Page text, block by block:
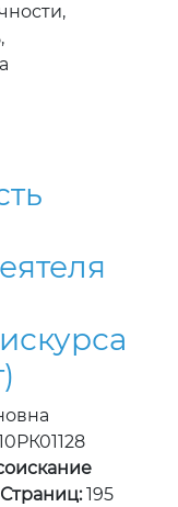
Страниц:195